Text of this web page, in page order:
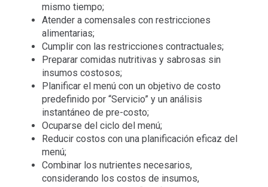
mismo tiempo;
Atender a comensales con restricciones
alimentarias;
Cumplir con las restricciones contractuales;
Preparar comidas nutritivas y sabrosas sin
insumos costosos;
Planificar el menú con un objetivo de costo
predefinido por “Servicio” y un análisis
instantáneo de pre-costo;
Ocuparse del ciclo del menú;
Reducir costos con una planificación eficaz del
menú;
Combinar los nutrientes necesarios,
considerando los costos de insumos,